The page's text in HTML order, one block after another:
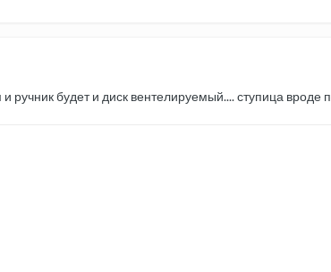
ручник будет и диск вентелируемый.... ступица вроде